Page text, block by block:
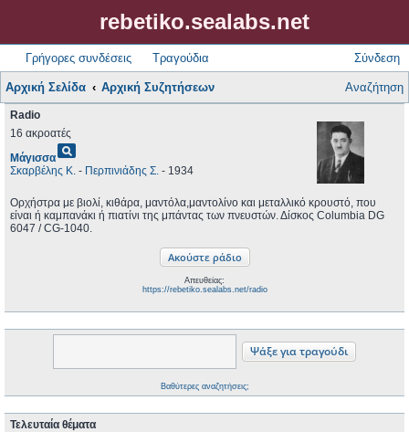
rebetiko.sealabs.net
Γρήγορες συνδέσεις Τραγούδια Σύνδεση
Αρχική Σελίδα Αρχική Συζητήσεων Αναζήτηση
Radio
16 ακροατές
Μάγισσαpageview
Σκαρβέλης Κ. - Περπινιάδης Σ. - 1934
Ορχήστρα με βιολί, κιθάρα, μαντόλα,μαντολίνο και μεταλλικό κρουστό, που
είναι ή καμπανάκι ή πιατίνι της μπάντας των πνευστών. Δίσκος Columbia DG
6047 / CG-1040.
Απευθείας:
https://rebetiko.sealabs.net/radio
Βαθύτερες αναζητήσεις;
Τελευταία θέματα